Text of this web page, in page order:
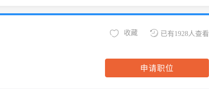
已有1928人查看
收藏
申请职位